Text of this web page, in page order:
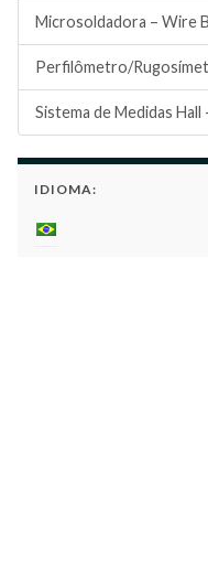
Microsoldadora – Wire
Perfilômetro/
Sistema de Medidas
IDIOMA: